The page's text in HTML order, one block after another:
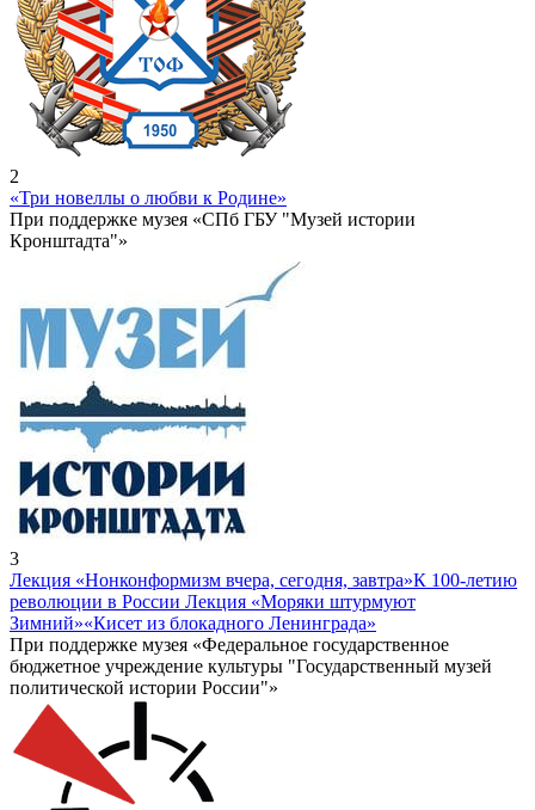
2
«Три новеллы о любви к Родине»
При поддержке музея «СПб ГБУ "Музей истории
Кронштадта"»
3
Лекция «Нонконформизм вчера, сегодня, завтра»К 100-летию
революции в России Лекция «Моряки штурмуют
Зимний»«Кисет из блокадного Ленинграда»
При поддержке музея «Федеральное государственное
бюджетное учреждение культуры "Государственный музей
политической истории России"»